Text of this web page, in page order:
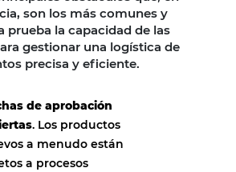
son los más comunes y
prueba la capacidad de las
gestionar una logística de
precisa y eficiente.
de aprobación
. Los productos
a menudo están
a procesos